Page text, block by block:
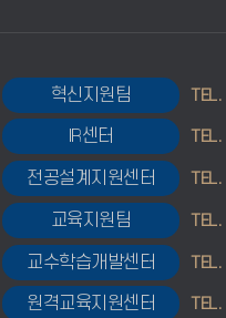
혁신지원팀 TEL.
IR센터 TEL.
전공설계지원센터 TEL.
교육지원팀 TEL.
교수학습개발센터 TEL.
원격교육지원센터 TEL.